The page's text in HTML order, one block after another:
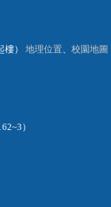
樓） 地理位置
校園地圖
）